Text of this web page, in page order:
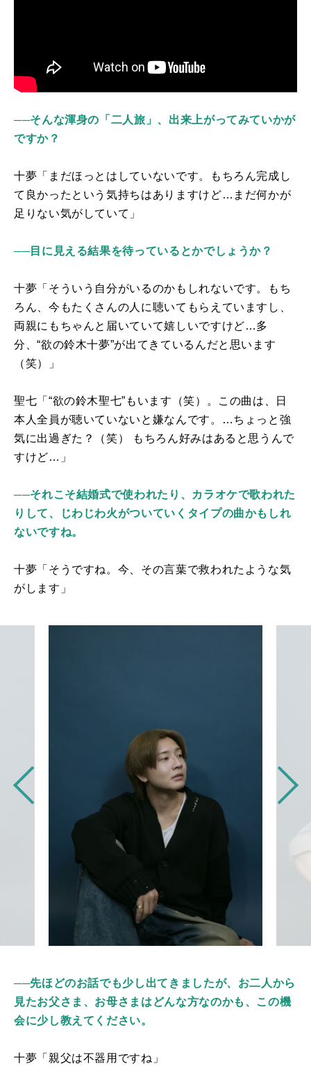
──そんな渾身の「二人旅」、出来上がってみていかが
ですか？
十夢「まだほっとはしていないです。もちろん完成し
て良かったという気持ちはありますけど…まだ何かが
足りない気がしていて」
──目に見える結果を待っているとかでしょうか？
十夢「そういう自分がいるのかもしれないです。もち
ろん、今もたくさんの人に聴いてもらえていますし、
両親にもちゃんと届いていて嬉しいですけど…多
分、“欲の鈴木十夢”が出てきているんだと思います
（笑）」
聖七「“欲の鈴木聖七”もいます（笑）。この曲は、日
本人全員が聴いていないと嫌なんです。…ちょっと強
気に出過ぎた？（笑） もちろん好みはあると思うんで
すけど…」
──それこそ結婚式で使われたり、カラオケで歌われた
りして、じわじわ火がついていくタイプの曲かもしれ
ないですね。
十夢「そうですね。今、その言葉で救われたような気
がします」
──先ほどのお話でも少し出てきましたが、お二人から
見たお父さま、お母さまはどんな方なのかも、この機
会に少し教えてください。
十夢「親父は不器用ですね」